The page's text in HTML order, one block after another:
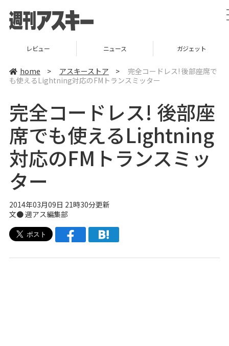
レビュー ニュース ガジェット
home > アスキーストア >
完全コードレス! 後部座席で
も使えるLightning対応のFMトランスミッター
完全コードレス! 後部座
席でも使えるLightning
対応のFMトランスミッ
ター
2014年03月09日 21時30分更新
文●週アス編集部